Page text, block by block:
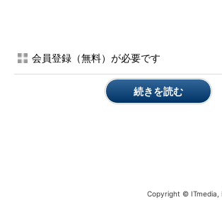
という文化史的な現象が進んでいる。
会員登録（無料）が必要です
続きを読む
Copyright © ITmedia,